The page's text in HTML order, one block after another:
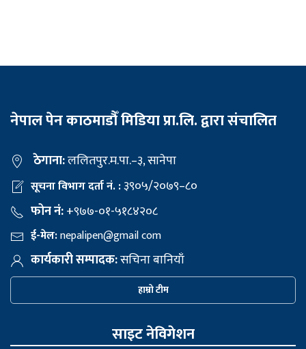
नेपाल पेन काठमाडौँ मिडिया प्रा.लि. द्वारा संचालित
ठेगाना:ललितपुर.म.पा.–३, सानेपा
सूचना विभाग दर्ता नं. :३९०५/२०७९–८०
फोन नं:+९७७-०१-५१८४२०८
ई-मेल:nepalipen@gmail com
कार्यकारी सम्पादक:सचिना बानियाँ
हाम्रो टीम
साइट नेविगेशन